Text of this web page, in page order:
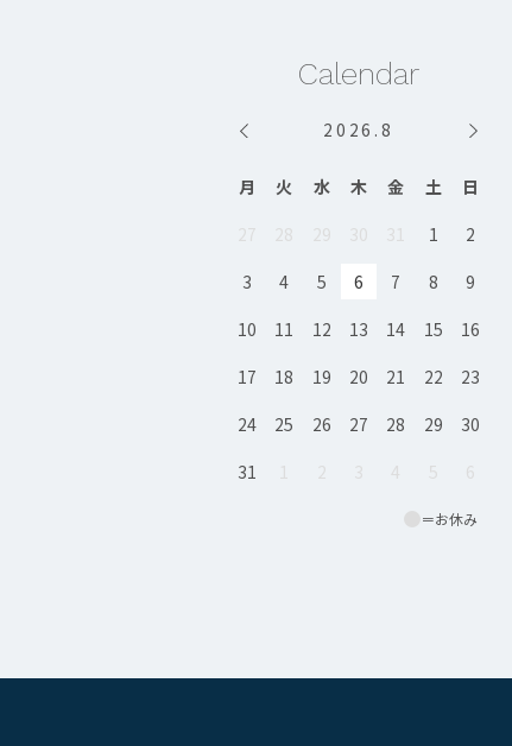
Calendar
2026 .8
＝お休み
月 火 水 木 金 土
日
27
28 29 30 31 1
2
3
4 5 6 7 8
9
10
11 12 13 14 15
16
17
18 19 20 21 22
23
24
25 26 27 28 29
30
31
1 2 3 4 5 6